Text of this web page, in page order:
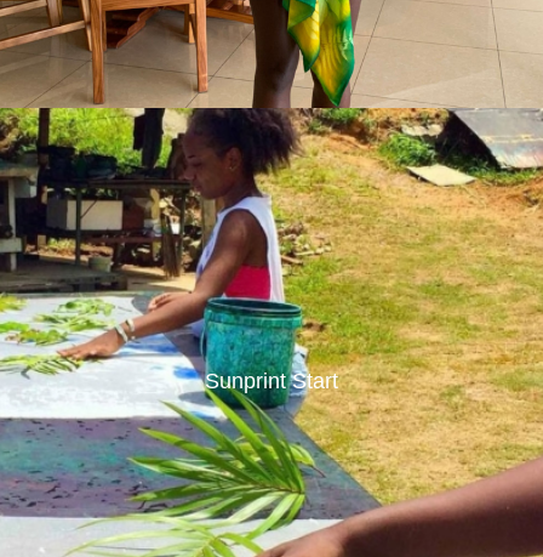
Sunprint Start